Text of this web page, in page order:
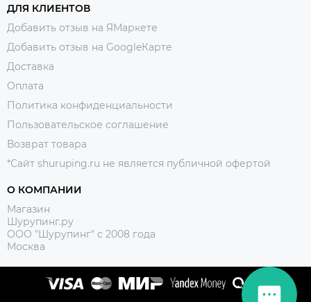
ДЛЯ КЛИЕНТОВ
Добавить отзыв на ЯМаркете
Добавить отзыв на GoogleКарте
Доставка
Оплата
Политика конфиденциальности
Пользовательское соглашение
Возврат товара
*Сайт shuruping.ru не является публичной офертой
О КОМПАНИИ
Магазин
Шурупинг.ру
ООО "Шурупинг" с 2008 года
Москва